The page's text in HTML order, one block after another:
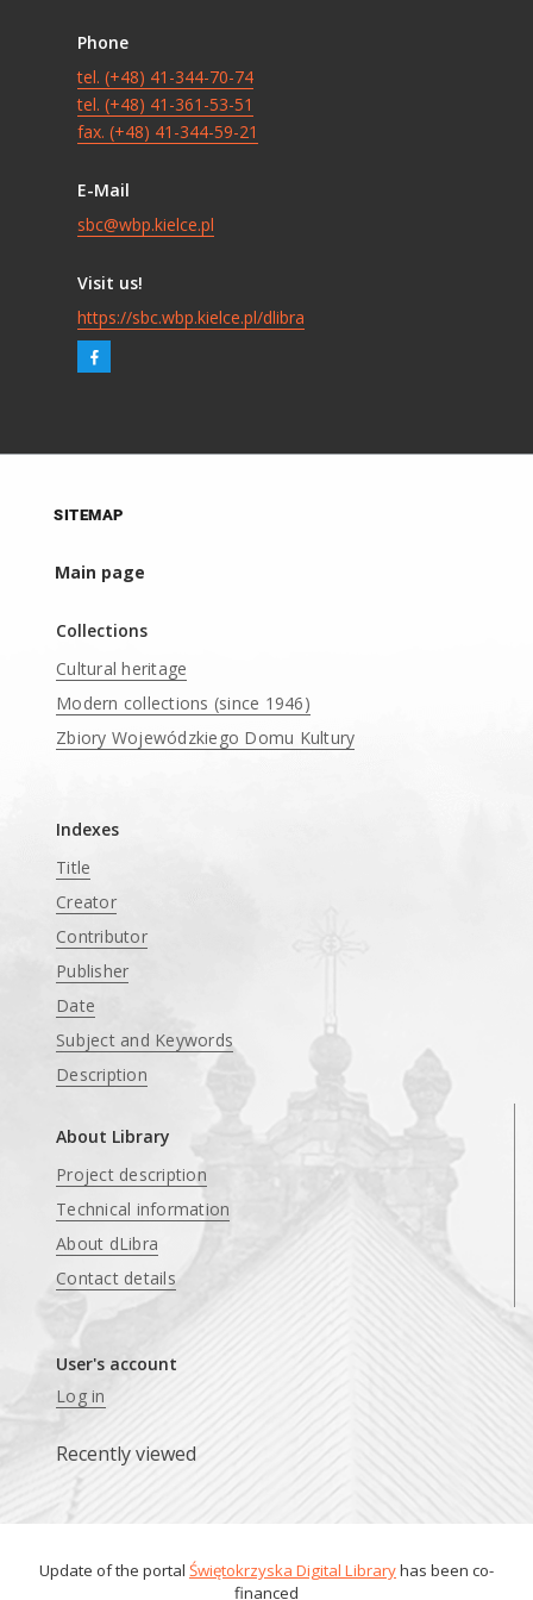
Phone
tel. (+48) 41-344-70-74
tel. (+48) 41-361-53-51
fax. (+48) 41-344-59-21
E-Mail
sbc@wbp.kielce.pl
Visit us!
https://sbc.wbp.kielce.pl/dlibra
SITEMAP
Main page
Collections
Cultural heritage
Modern collections (since 1946)
Zbiory Wojewódzkiego Domu Kultury
Indexes
Title
Creator
Contributor
Publisher
Date
Subject and Keywords
Description
About Library
Project description
Technical information
About dLibra
Contact details
User's account
Log in
Recently viewed
Update of the portal Świętokrzyska Digital Libraryhas been co-
financed